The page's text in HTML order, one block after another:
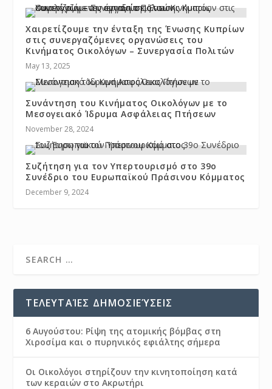
Χαιρετίζουμε την ένταξη της Ένωσης Κυπρίων
στις συνεργαζόμενες οργανώσεις του
Κινήματος Οικολόγων – Συνεργασία Πολιτών
May 13, 2025
Συνάντηση του Κινήματος Οικολόγων με το
Μεσογειακό Ίδρυμα Ασφάλειας Πτήσεων
November 28, 2024
Συζήτηση για τον Υπερτουρισμό στο 39ο
Συνέδριο του Ευρωπαϊκού Πράσινου Κόμματος
December 9, 2024
ΤΕΛΕΥΤΑΊΕΣ ΔΗΜΟΣΙΕΎΣΕΙΣ
6 Αυγούστου: Ρίψη της ατομικής βόμβας στη
Χιροσίμα και ο πυρηνικός εφιάλτης σήμερα
Οι Οικολόγοι στηρίζουν την κινητοποίηση κατά
των κεραιών στο Ακρωτήρι